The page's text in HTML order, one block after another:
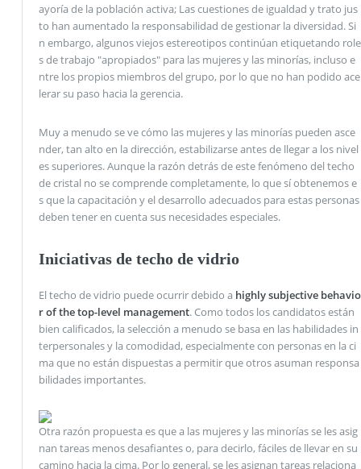
ayoría de la población activa; Las cuestiones de igualdad y trato jus
to han aumentado la responsabilidad de gestionar la diversidad. Si
n embargo, algunos viejos estereotipos continúan etiquetando role
s de trabajo "apropiados" para las mujeres y las minorías, incluso e
ntre los propios miembros del grupo, por lo que no han podido ace
lerar su paso hacia la gerencia.
Muy a menudo se ve cómo las mujeres y las minorías pueden asce
nder, tan alto en la dirección, estabilizarse antes de llegar a los nivel
es superiores. Aunque la razón detrás de este fenómeno del techo
de cristal no se comprende completamente, lo que sí obtenemos e
s que la capacitación y el desarrollo adecuados para estas personas
deben tener en cuenta sus necesidades especiales.
Iniciativas de techo de vidrio
El techo de vidrio puede ocurrir debido a highly subjective behavio
r of the top-level management. Como todos los candidatos están
bien calificados, la selección a menudo se basa en las habilidades in
terpersonales y la comodidad, especialmente con personas en la ci
ma que no están dispuestas a permitir que otros asuman responsa
bilidades importantes.
Otra razón propuesta es que a las mujeres y las minorías se les asig
nan tareas menos desafiantes o, para decirlo, fáciles de llevar en su
camino hacia la cima. Por lo general, se les asignan tareas relaciona